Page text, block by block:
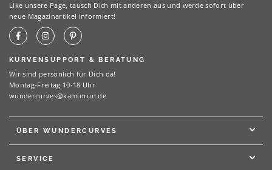
Like unsere Page, tausch Dich mit anderen aus und werde sofort über
neue Magazinartikel informiert!
KURVENSUPPORT & BERATUNG
Wir sind persönlich für Dich da!
Montag-Freitag 10-18 Uhr
wundercurves@kaminrun.de
ÜBER WUNDERCURVES
SERVICE